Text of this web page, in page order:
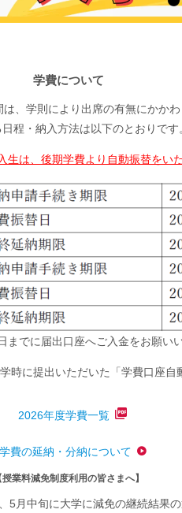
学費について
、学則により出席の有無にかかわ
程・納入方法は以下のとおりです
は、後期学費より自動振替をいた
でに届出口座へご入金をお願いい
に提出いただいた「学費口座自
2026年度学費一覧
学費の延納・分納について
授業料減免制度利用の皆さまへ】
月中旬に大学に減免の継続結果